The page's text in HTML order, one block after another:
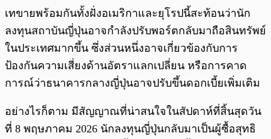
เทขายพร้อมกันทั้งฝั่งอเมริกาและยุโรปนี้สะท้อนว่านัก
ลงทุนสถาบันญี่ปุ่นอาจกำลังปรับพอร์ตกลับมาถือสินทรัพย์
ในประเทศมากขึ้น ซึ่งส่วนหนึ่งอาจเกี่ยวข้องกับการ
ป้องกันความเสี่ยงด้านอัตราแลกเปลี่ยน หรือการคาด
การณ์ว่าธนาคารกลางญี่ปุ่นอาจปรับขึ้นดอกเบี้ยเพิ่มเติม
อย่างไรก็ตาม มีสัญญาณที่น่าสนใจในสัปดาห์ที่สิ้นสุดวัน
ที่ 8 พฤษภาคม 2026 นักลงทุนญี่ปุ่นกลับมาเป็นผู้ซื้อสุทธิ